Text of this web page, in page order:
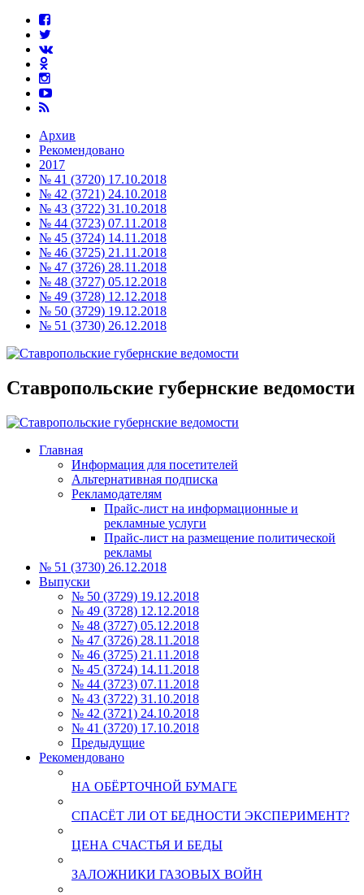
Архив
Рекомендовано
2017
№ 41 (3720) 17.10.2018
№ 42 (3721) 24.10.2018
№ 43 (3722) 31.10.2018
№ 44 (3723) 07.11.2018
№ 45 (3724) 14.11.2018
№ 46 (3725) 21.11.2018
№ 47 (3726) 28.11.2018
№ 48 (3727) 05.12.2018
№ 49 (3728) 12.12.2018
№ 50 (3729) 19.12.2018
№ 51 (3730) 26.12.2018
Ставропольские губернские ведомости
Главная
Информация для посетителей
Альтернативная подписка
Рекламодателям
Прайс-лист на информационные и
рекламные услуги
Прайс-лист на размещение политической
рекламы
№ 51 (3730) 26.12.2018
Выпуски
№ 50 (3729) 19.12.2018
№ 49 (3728) 12.12.2018
№ 48 (3727) 05.12.2018
№ 47 (3726) 28.11.2018
№ 46 (3725) 21.11.2018
№ 45 (3724) 14.11.2018
№ 44 (3723) 07.11.2018
№ 43 (3722) 31.10.2018
№ 42 (3721) 24.10.2018
№ 41 (3720) 17.10.2018
Предыдущие
Рекомендовано
НА ОБЁРТОЧНОЙ БУМАГЕ
СПАСЁТ ЛИ ОТ БЕДНОСТИ ЭКСПЕРИМЕНТ?
ЦЕНА СЧАСТЬЯ И БЕДЫ
ЗАЛОЖНИКИ ГАЗОВЫХ ВОЙН